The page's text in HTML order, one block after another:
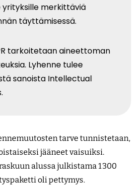
merkittäviä
täyttämisessä.
tarkoitetaan aineettoman
Lyhenne tulee
sanoista Intellectual
tarve tunnistetaan,
jääneet vaisuiksi.
alussa julkistama 1 300
oli pettymys.